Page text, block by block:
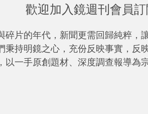
歡迎加入鏡週刊會員
碎片的年代，新聞更需回歸純粹，
秉持明鏡之心，充份反映事實，反
以一手原創題材、深度調查報導為